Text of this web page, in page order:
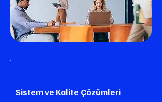
Sistem ve Kalite Çözümleri